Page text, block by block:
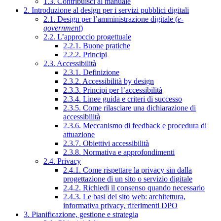
2. Introduzione al design per i servizi pubblici digitali
2.1. Design per l’amministrazione digitale (e-
government)
2.2. L’approccio progettuale
2.2.1. Buone pratiche
2.2.2. Principi
2.3. Accessibilità
2.3.1. Definizione
2.3.2. Accessibilità by design
2.3.3. Principi per l’accessibilità
2.3.4. Linee guida e criteri di successo
2.3.5. Come rilasciare una dichiarazione di
accessibilità
2.3.6. Meccanismo di feedback e procedura di
attuazione
2.3.7. Obiettivi accessibilità
2.3.8. Normativa e approfondimenti
2.4. Privacy
2.4.1. Come rispettare la privacy sin dalla
progettazione di un sito o servizio digitale
2.4.2. Richiedi il consenso quando necessario
2.4.3. Le basi del sito web: architettura,
informativa privacy, riferimenti DPO
3. Pianificazione, gestione e strategia